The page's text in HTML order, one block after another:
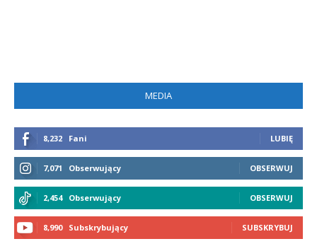
MEDIA
8,232 Fani LUBIĘ
7,071 Obserwujący OBSERWUJ
2,454 Obserwujący OBSERWUJ
8,990 Subskrybujący SUBSKRYBUJ